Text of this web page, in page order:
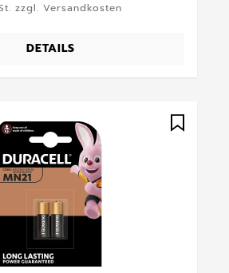
zzgl. Versandkosten
DETAILS